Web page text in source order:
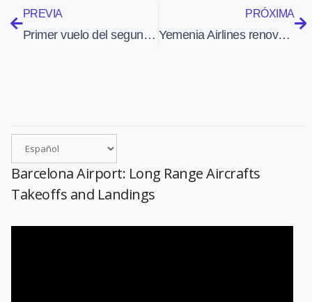
PREVIA
Primer vuelo del segundo carguero Airbus A330-200
PRÓXIMA
Yemenia Airlines renovará su flota de aviones de pasillo único con 10 A320
Barcelona Airport: Long Range Aircrafts
Takeoffs and Landings